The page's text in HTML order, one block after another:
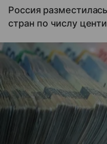
Россия
стран по числу